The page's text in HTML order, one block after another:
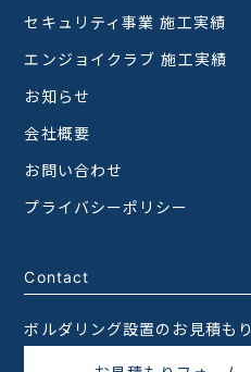
セキュリティ事業 施工実績
エンジョイクラブ 施工実績
お知らせ
会社概要
お問い合わせ
プライバシーポリシー
Contact
ボルダリング設置のお見積もり